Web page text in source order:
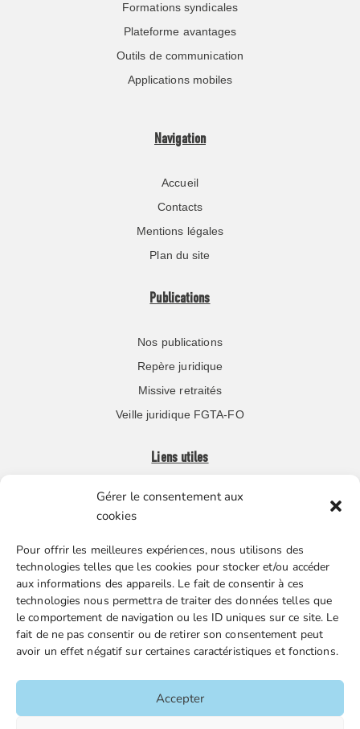
Gérer le consentement aux
cookies
Pour offrir les meilleures expériences, nous utilisons des
technologies telles que les cookies pour stocker et/ou accéder
aux informations des appareils. Le fait de consentir à ces
technologies nous permettra de traiter des données telles que
le comportement de navigation ou les ID uniques sur ce site. Le
fait de ne pas consentir ou de retirer son consentement peut
avoir un effet négatif sur certaines caractéristiques et fonctions.
Accepter
Formations syndicales
Plateforme avantages
Outils de communication
Applications mobiles
Navigation
Accueil
Contacts
Mentions légales
Plan du site
Publications
Nos publications
Repère juridique
Missive retraités
Veille juridique FGTA-FO
Liens utiles
Boutique en ligne
Nos partenaires
Gestion des cookies
FGTA-FO / 15 avenue Victor Hugo – 92170 Vanves / 01 86
Accueil